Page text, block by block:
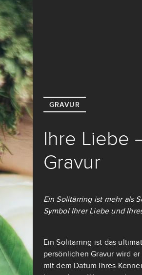
GRAVUR
Ihre Liebe
Gravur
Ein Solitärring ist mehr als
Symbol Ihrer Liebe und
Ein Solitärring ist das
persönlichen Gravur wird
mit dem Datum Ihres